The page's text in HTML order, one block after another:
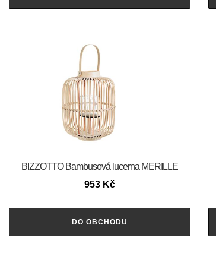
BIZZOTTO Bambusová lucerna MERILLE
953 Kč
DO OBCHODU